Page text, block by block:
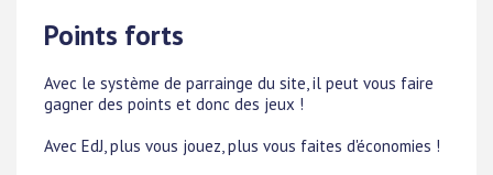
Points forts
Avec le système de parrainge du site, il peut vous faire
gagner des points et donc des jeux !
Avec EdJ, plus vous jouez, plus vous faites d'économies !